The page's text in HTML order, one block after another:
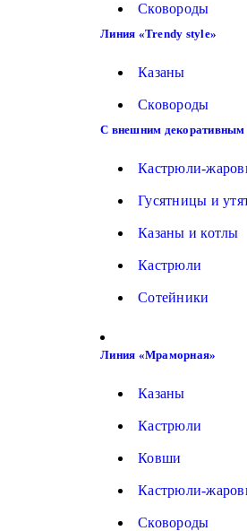
Сковороды
Линия «Trendy style»
Казаны
Сковороды
С внешним
Кастрюли-
Гусятницы и
Казаны и котлы
Кастрюли
Сотейники
Линия «Мраморная»
Казаны
Кастрюли
Ковши
Кастрюли-
Сковороды